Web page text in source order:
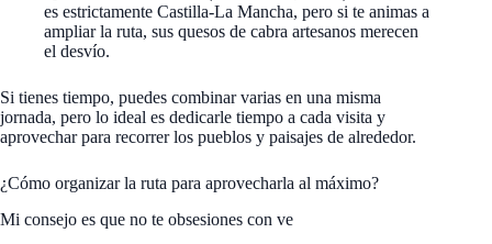
es estrictamente Castilla-La Mancha, pero si te animas a
ampliar la ruta, sus quesos de cabra artesanos merecen
el desvío.
Si tienes tiempo, puedes combinar varias en una misma
jornada, pero lo ideal es dedicarle tiempo a cada visita y
aprovechar para recorrer los pueblos y paisajes de alrededor.
¿Cómo organizar la ruta para aprovecharla al máximo?
Mi consejo es que no te obsesiones con ve